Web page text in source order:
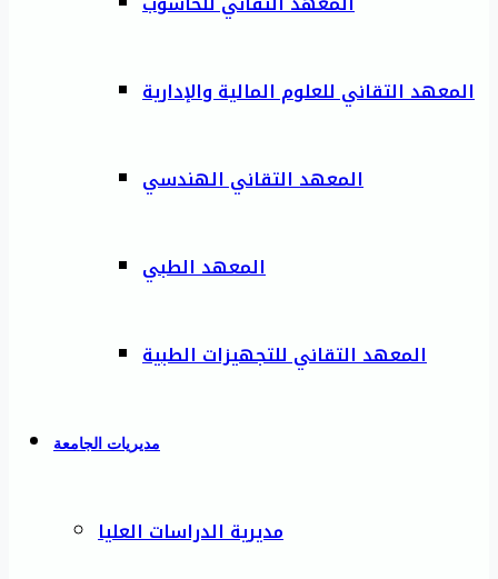
المعهد التقاني للعلوم المالية والإدارية
المعهد التقاني الهندسي
المعهد الطبي
المعهد التقاني للتجهيزات الطبية
مديريات الجامعة
مديرية الدراسات العليا